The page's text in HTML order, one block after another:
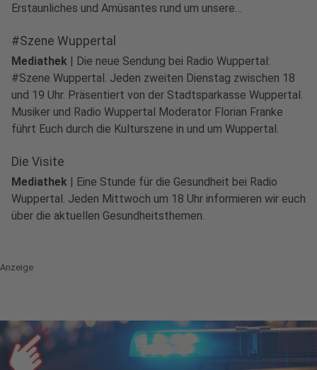
Erstaunliches und Amüsantes rund um unsere
#Szene Wuppertal
Mediathek | Die neue Sendung bei Radio Wuppertal:
#Szene Wuppertal. Jeden zweiten Dienstag zwischen 18
und 19 Uhr. Präsentiert von der Stadtsparkasse Wuppertal.
Musiker und Radio Wuppertal Moderator Florian Franke
führt Euch durch die Kulturszene in und um Wuppertal.
Die Visite
Mediathek | Eine Stunde für die Gesundheit bei Radio
Wuppertal. Jeden Mittwoch um 18 Uhr informieren wir euch
über die aktuellen Gesundheitsthemen.
Anzeige